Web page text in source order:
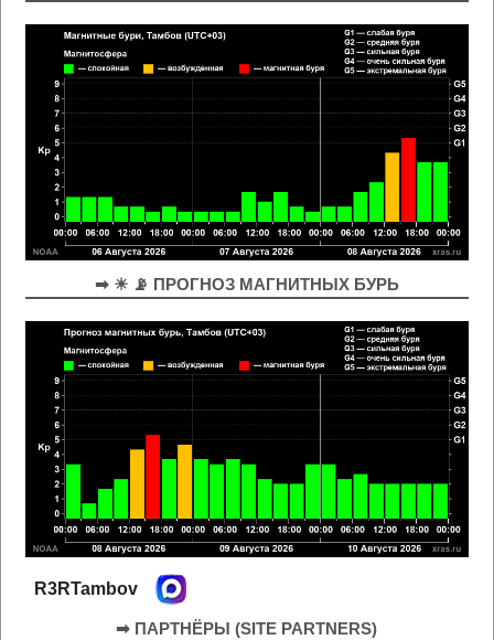
➡ ☀ 📡 ПРОГНОЗ МАГНИТНЫХ БУРЬ
R3RTambov
➡ ПАРТНЁРЫ (SITE PARTNERS)